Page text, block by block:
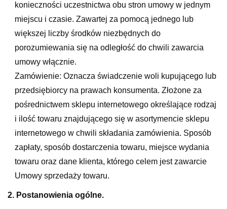
konieczności uczestnictwa obu stron umowy w jednym
miejscu i czasie. Zawartej za pomocą jednego lub
większej liczby środków niezbędnych do
porozumiewania się na odległość do chwili zawarcia
umowy włącznie.
Zamówienie: Oznacza świadczenie woli kupującego lub
przedsiębiorcy na prawach konsumenta. Złożone za
pośrednictwem sklepu internetowego określające rodzaj
i ilość towaru znajdującego się w asortymencie sklepu
internetowego w chwili składania zamówienia. Sposób
zapłaty, sposób dostarczenia towaru, miejsce wydania
towaru oraz dane klienta, którego celem jest zawarcie
Umowy sprzedaży towaru.
2. Postanowienia ogólne.